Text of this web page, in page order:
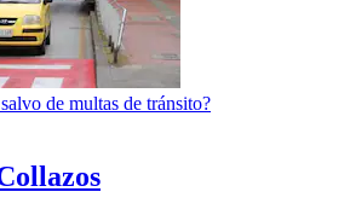
de multas de tránsito?